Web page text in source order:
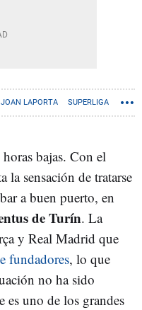
JOAN LAPORTA SUPERLIGA
horas bajas. Con el
la sensación de tratarse
a buen puerto, en
de Turín. La
y Real Madrid que
fundadores, lo que
no ha sido
es uno de los grandes